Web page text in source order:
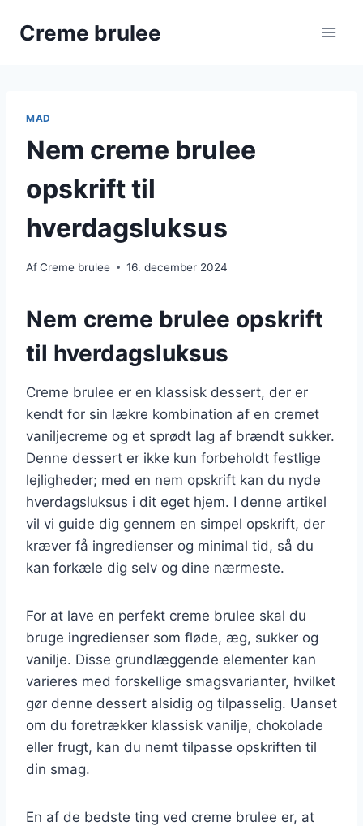
Creme brulee
MAD
Nem creme brulee
opskrift til
hverdagsluksus
AfCreme brulee 16. december 2024
Nem creme brulee opskrift
til hverdagsluksus
Creme brulee er en klassisk dessert, der er
kendt for sin lækre kombination af en cremet
vaniljecreme og et sprødt lag af brændt sukker.
Denne dessert er ikke kun forbeholdt festlige
lejligheder; med en nem opskrift kan du nyde
hverdagsluksus i dit eget hjem. I denne artikel
vil vi guide dig gennem en simpel opskrift, der
kræver få ingredienser og minimal tid, så du
kan forkæle dig selv og dine nærmeste.
For at lave en perfekt creme brulee skal du
bruge ingredienser som fløde, æg, sukker og
vanilje. Disse grundlæggende elementer kan
varieres med forskellige smagsvarianter, hvilket
gør denne dessert alsidig og tilpasselig. Uanset
om du foretrækker klassisk vanilje, chokolade
eller frugt, kan du nemt tilpasse opskriften til
din smag.
En af de bedste ting ved creme brulee er, at